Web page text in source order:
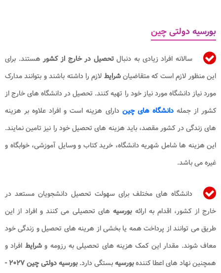
بورسیه دولتی چین
سالانه افراد زیادی به دنبالتحصیل در خارج از کشورهستند. برای
این منظور لازم است که متقاضیانشرایط لازم را داشته باشند و بتوانند مدارک
مورد نیاز دانشگاه مورد نیاز خود را تهیه کنند. تحصیل در دانشگاه های خارج از
کشور از جملهدانشگاه های چین دارای هزینه است و افراد علاوه بر هزینه
های زندگی در کشور مقصد، باید هزینه های تحصیل خود را نیز تامین نمایند.
این هزینه ها شامل شهریه دانشگاه، خرید کتاب و وسایل آموزشی، خوابگاه و
غیره می باشد.
دانشگاه های مختلف برای سهولت تحصیل دانشجویان مستعد در
خارج از کشور، اقدام به ارائهبورسیه های تحصیلی می کنند و افراد از این
طریق می توانند از پرداخت همه یا بخشی از هرینه های تحصیل و زندگی خود
معاف شوند. مقدار این کمک هزینه های تحصیلی به رزومه وشرایط افراد و
همچنین نهاد های اعطا کنندهبورسیهبستگی دارد.
بورسیه دولتی چین ۲۰۲۷ -